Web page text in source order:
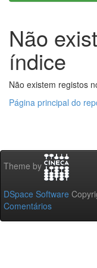
Não
índice
Não existem registos
Página principal do
Theme by
DSpace Software
Comentários